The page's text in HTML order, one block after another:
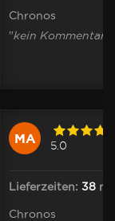
Chronos
"kein Kommentar
MA 5.0
Lieferzeiten: 38
Chronos